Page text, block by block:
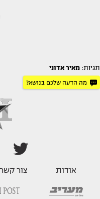
תגיות: מאיר אדוני
מה הדעה שלכם בנושא?
אודות צור קשר